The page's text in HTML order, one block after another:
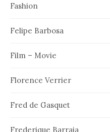
Fashion
Felipe Barbosa
Film – Movie
Florence Verrier
Fred de Gasquet
Frederique Barraja